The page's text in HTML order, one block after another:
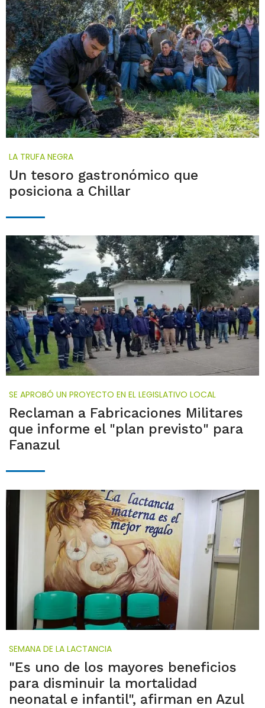
LA TRUFA NEGRA
Un tesoro gastronómico que
posiciona a Chillar
SE APROBÓ UN PROYECTO EN EL LEGISLATIVO LOCAL
Reclaman a Fabricaciones Militares
que informe el "plan previsto" para
Fanazul
SEMANA DE LA LACTANCIA
"Es uno de los mayores beneficios
para disminuir la mortalidad
neonatal e infantil", afirman en Azul